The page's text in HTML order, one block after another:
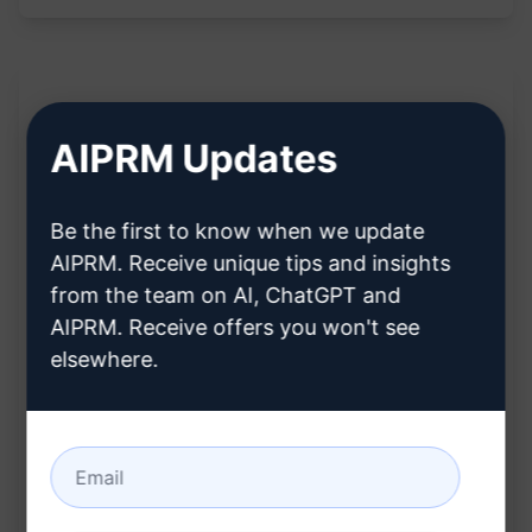
Keyword-Recherche durchzuführen und die
verschiedenen Unterkategorien oder Themen
innerhalb dieser Keywords zu identifizieren. Die
Ausgabe wird detaillierte Einblicke in die
eingegebenen Keywords in Verbindung stehen.
Indem Du die generierten Informationen nutzt,
kannst Du gezielteren Content erstellen, der auf
AIPRM Updates
Be the first to know when we update
AIPRM. Receive unique tips and insights
from the team on AI, ChatGPT and
AIPRM. Receive offers you won't see
elsewhere.